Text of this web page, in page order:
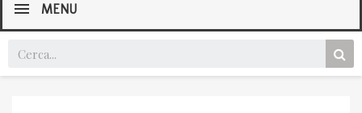
MENU